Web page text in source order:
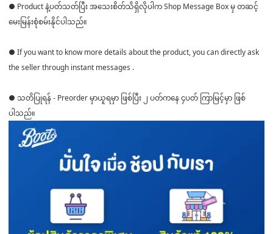
● Product နဲ့ပတ်သတ်ပြီး အသေးစိတ်သိရှိလိုပါက Shop Message Box မှ တဆင့်
မေးမြန်းစုံစမ်းနိုင်ပါသည်။
● If you want to know more details about the product, you can directly ask
the seller through instant messages .
● သတိပြုရန် - Preorder မှာယူရမှာ ဖြစ်ပြီး ၂ ပတ်ကနေ ၄ပတ် ကြာမြင့်မှာ ဖြစ်
ပါသည်။